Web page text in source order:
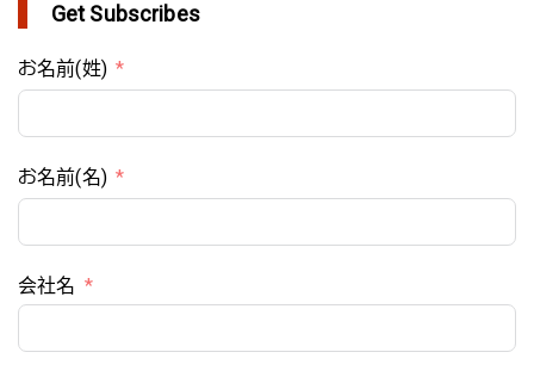
Get Subscribes
お名前(姓)
お名前(名)
会社名